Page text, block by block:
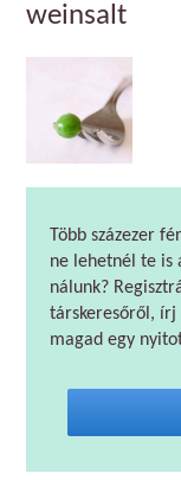
weinsalt
Több százezer
ne lehetnél te is
nálunk?
társkeresőről, írj
magad egy